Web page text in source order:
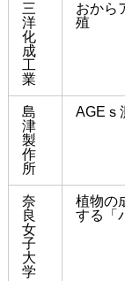
三
洋
化
成
工
業
おから
殖
島
津
製
作
所
AGEｓ
奈
良
女
子
大
学
植物の
する「